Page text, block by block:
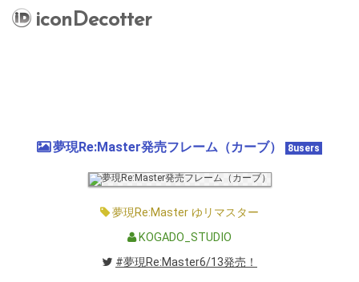
iconDecotter
夢現Re:Master発売フレーム（カーブ） 8users
夢現Re:Master ゆリマスター
KOGADO_STUDIO
#夢現Re:Master6/13発売！